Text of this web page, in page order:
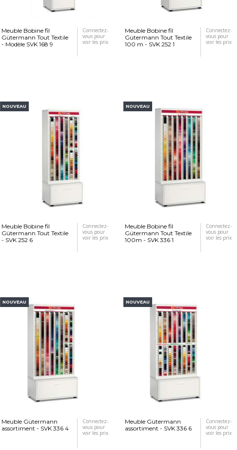
Meuble Bobine fil
Gütermann Tout Textile
- Modèle SVK 168 9
Connectez-
vous pour
voir les prix
Meuble Bobine fil
Gütermann Tout Textile
100 m - SVK 252 1
Connectez-
vous pour
voir les prix
NOUVEAU
Meuble Bobine fil
Gütermann Tout Textile
- SVK 252 6
Connectez-
vous pour
voir les prix
NOUVEAU
Meuble Bobine fil
Gütermann Tout Textile
100m - SVK 336 1
Connectez-
vous pour
voir les prix
NOUVEAU
Meuble Gütermann
assortiment - SVK 336 4
Connectez-
vous pour
voir les prix
NOUVEAU
Meuble Gütermann
assortiment - SVK 336 6
Connectez-
vous pour
voir les prix